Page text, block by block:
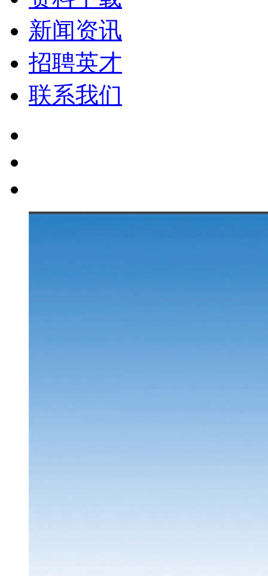
新闻资讯
招聘英才
联系我们